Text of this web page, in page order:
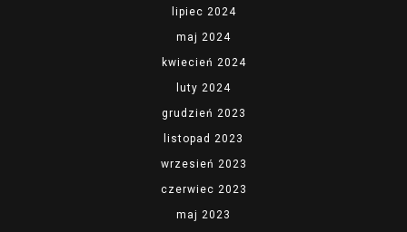
lipiec 2024
maj 2024
kwiecień 2024
luty 2024
grudzień 2023
listopad 2023
wrzesień 2023
czerwiec 2023
maj 2023